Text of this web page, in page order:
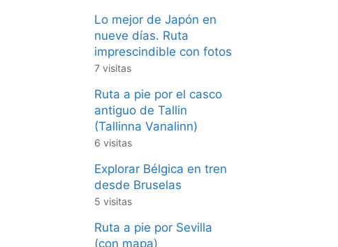
Lo mejor de Japón en
nueve días. Ruta
imprescindible con fotos
7 visitas
Ruta a pie por el casco
antiguo de Tallin
(Tallinna Vanalinn)
6 visitas
Explorar Bélgica en tren
desde Bruselas
5 visitas
Ruta a pie por Sevilla
(con mapa)